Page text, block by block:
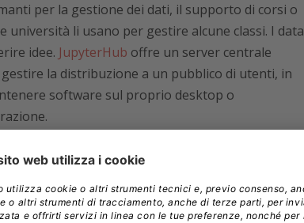
per la gestione dei dati, il supporto di corsi o
università li usano per gestire alcune classi. I data
idee. JupyterHub offre un server centrale
la distribuzione a un pubblico di utenti, in
software sul proprio desktop o
Hanno bisogno di una base in cui sono
Diverse aziende offrono questo supporto, a